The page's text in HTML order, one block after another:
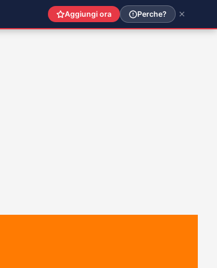
Aggiungi ora Perche?